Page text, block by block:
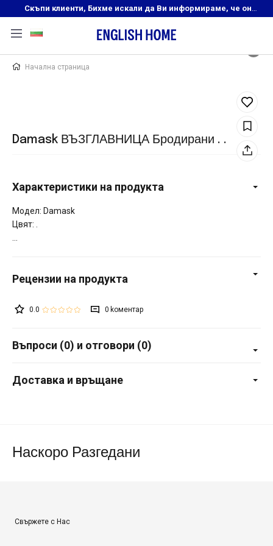
Скъпи клиенти, Бихме искали да Ви информираме, че онлайн магазинът на English Home преустановява своята дейност. Прекрасният ни и усмихнат екип ,Ви очаква в нашите физически магазини, където ще откриете любимите си продукти! Благодарим Ви, че сте част от семейството на Еnglish Home!
Начална страница
Damask ВЪЗГЛАВНИЦА Бродирани . .
Характеристики на продукта
Модел: Damask
Цвят: .
0.0 0
Въпроси (0) и отговори (0)
Доставка и връщане
Наскоро Разгедани
Свържете с Нас